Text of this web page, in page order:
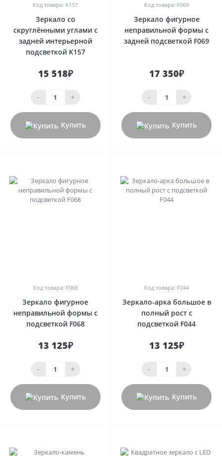
Код товара: K157
Зеркало со
скруглёнными углами с
задней интерьерной
подсветкой K157
15 518₽
- +
Купить
Код товара: F069
Зеркало фигурное
неправильной формы с
задней подсветкой F069
17 350₽
- +
Купить
Код товара: F068
Зеркало фигурное
неправильной формы с
подсветкой F068
13 125₽
- +
Купить
Код товара: F044
Зеркало-арка большое в
полный рост с
подсветкой F044
13 125₽
- +
Купить